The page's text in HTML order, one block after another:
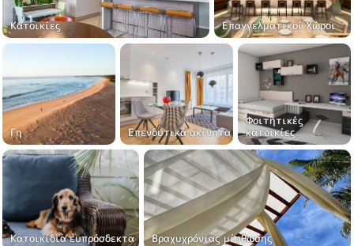
Κατοικίες Επαγγελματικοί Χώροι
Γη Επενδυτικά ακίνητα
Φοιτητικές
κατοικίες
Κατοικίδια ευπρόσδεκτα Βραχυχρόνιας μίσθωσης